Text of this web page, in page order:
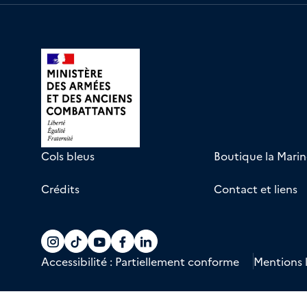
Cols bleus Boutique la
Crédits Contact et liens
Accéder au compte La marine
Accéder au compte La marine
Accéder au compte La
Accéder au compte La
Accéder au compte
Accessibilité : Partiellement conforme Mentions